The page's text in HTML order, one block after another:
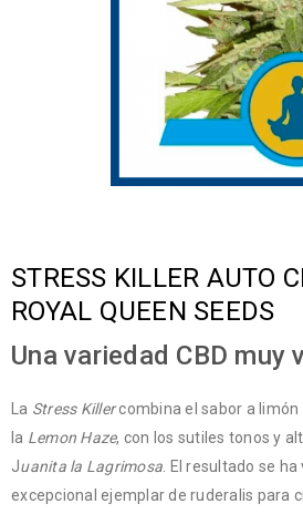
STRESS KILLER AUTO
ROYAL QUEEN SEEDS
Una variedad CBD muy
La Stress Killercombina el sabor a
la Lemon Haze, con los sutiles tonos y
Juanita la Lagrimosa . El resultado se
excepcional ejemplar de ruderalis para